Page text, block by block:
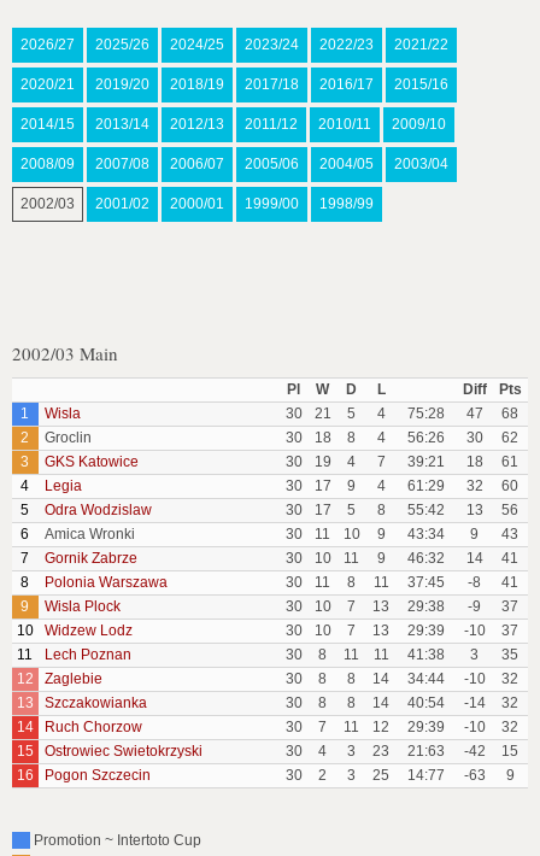
2026/27 2025/26 2024/25 2023/24 2022/23 2021/22
2020/21 2019/20 2018/19 2017/18 2016/17 2015/16
2014/15 2013/14 2012/13 2011/12 2010/11 2009/10
2008/09 2007/08 2006/07 2005/06 2004/05 2003/04
2002/03 2001/02 2000/01 1999/00 1998/99
2002/03 Main
Pl W D L Diff
Pts
1
Wisla 30 21 5 4 75:28 47
68
2
Groclin 30 18 8 4 56:26 30
62
3
GKS Katowice 30 19 4 7 39:21 18
61
4
Legia 30 17 9 4 61:29 32
60
5
Odra Wodzislaw 30 17 5 8 55:42 13
56
6
Amica Wronki 30 11 10 9 43:34 9
43
7
Gornik Zabrze 30 10 11 9 46:32 14
41
8
Polonia Warszawa 30 11 8 11 37:45 -8
41
9
Wisla Plock 30 10 7 13 29:38 -9
37
10
Widzew Lodz 30 10 7 13 29:39 -10
37
11
Lech Poznan 30 8 11 11 41:38 3
35
12
Zaglebie 30 8 8 14 34:44 -10
32
13
Szczakowianka 30 8 8 14 40:54 -14
32
14
Ruch Chorzow 30 7 11 12 29:39 -10
32
15
Ostrowiec Swietokrzyski 30 4 3 23 21:63 -42
15
16
Pogon Szczecin 30 2 3 25 14:77 -63 9
Promotion ~ Intertoto Cup